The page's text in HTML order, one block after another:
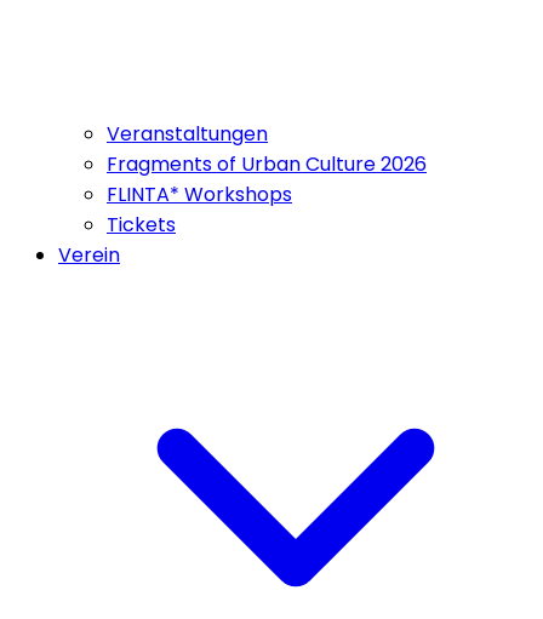
Veranstaltungen
Fragments of Urban Culture 2026
FLINTA* Workshops
Tickets
Verein